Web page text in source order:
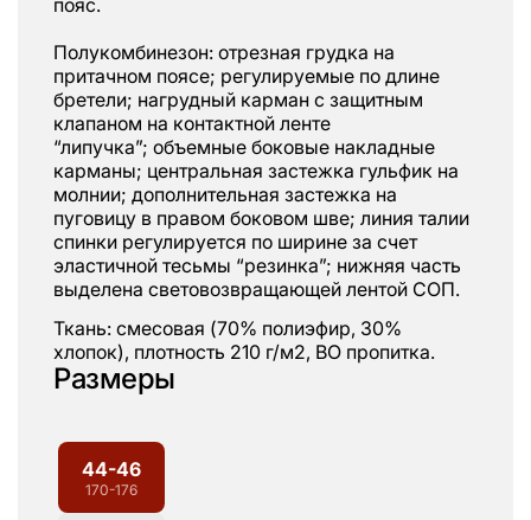
Полукомбинезон: отрезная грудка на
притачном поясе; регулируемые по длине
бретели; нагрудный карман с защитным
клапаном на контактной ленте
“липучка”; объемные боковые накладные
карманы; центральная застежка гульфик на
молнии; дополнительная застежка на
пуговицу в правом боковом шве; линия талии
спинки регулируется по ширине за счет
эластичной тесьмы “резинка”; нижняя часть
выделена световозвращающей лентой СОП.
Ткань: смесовая (70% полиэфир, 30%
хлопок), плотность 210 г/м2, ВО пропитка.
Размеры
44-46
170-176